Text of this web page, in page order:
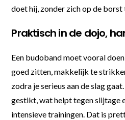
doet hij, zonder zich op de borst
Praktisch in de dojo,
Een budoband moet vooral
goed zitten, makkelijk te
zodra je serieus aan de slag
gestikt, wat helpt tegen slijtage
intensieve trainingen. Dat is